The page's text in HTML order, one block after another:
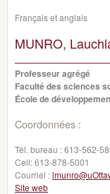
Français et anglais
MUNRO,
Professeur agrégé
Faculté des sciences
École de
Coordonnées :
Tél. bureau :613-562-
Cell:613-878-5001
Courriel :
Site web